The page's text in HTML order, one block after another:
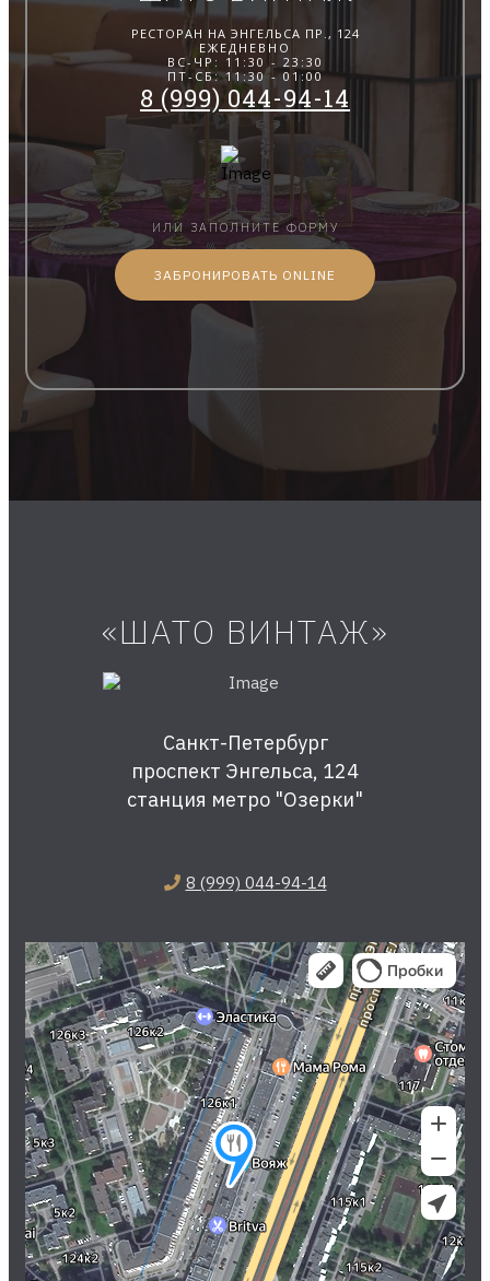
РЕСТОРАН НА ЭНГЕЛЬСА ПР., 124
ЕЖЕДНЕВНО
ВС-ЧР: 11:30 - 23:30
ПТ-СБ: 11:30 - 01:00
8 (999) 044-94-14
ИЛИ ЗАПОЛНИТЕ ФОРМУ
ЗАБРОНИРОВАТЬ ONLINE
«ШАТО ВИНТАЖ»
Санкт-Петербург
проспект Энгельса, 124
станция метро "Озерки"
8 (999) 044-94-14